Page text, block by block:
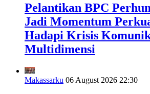
Pelantikan BPC
Jadi Momentum
Hadapi Krisis
Multidimensi
Makassarku 06 August 2026 22:30